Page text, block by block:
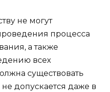
не могут
процесса
а также
всех
существовать
допускается даже в